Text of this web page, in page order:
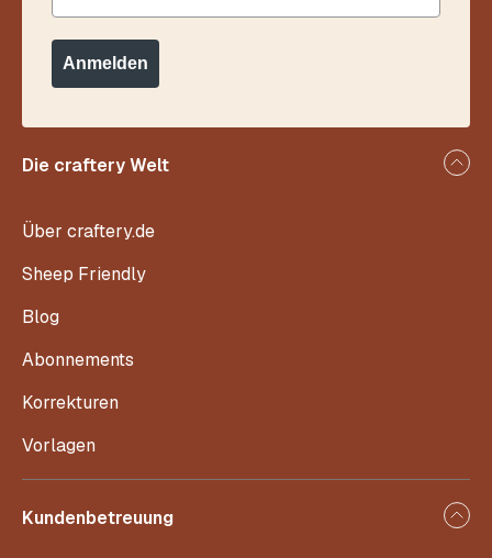
Die craftery Welt
Über craftery.de
Sheep Friendly
Blog
Abonnements
Korrekturen
Vorlagen
Kundenbetreuung
Anmelden